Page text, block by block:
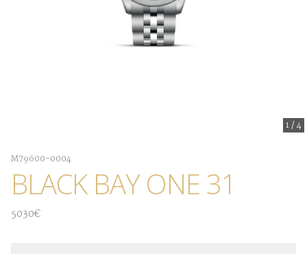
1/4
M79600-0004
BLACK BAY ONE 31
5030€